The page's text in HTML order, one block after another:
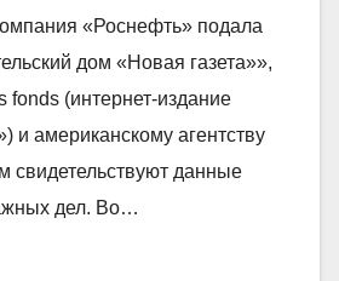
«Роснефть» подала
дом «Новая газета»»,
fonds (интернет-издание
и американскому агентству
свидетельствуют данные
дел. Во…